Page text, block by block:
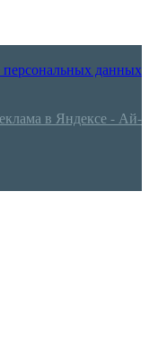
данных
в Яндексе - Ай-